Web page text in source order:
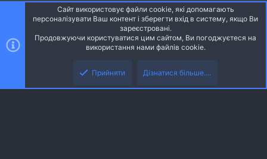
Ніч
Українська (UA)
S
Community platform by XenForo® © 2010-2026 XenForo Ltd.
Community platform by XenForo © 2010-2022 XenForo Ltd. | dev: Pages
Сайт використовує файли cookie, які допомагають
персоналізувати Ваш контент і зберегти вхід в систему, якщо Ви
зареєстровані.
Продовжуючи користуватися цим сайтом, Ви погоджуєтеся на
використання нами файлів cookie.
Прийняти Дізнатися більше....